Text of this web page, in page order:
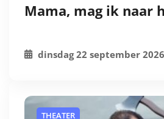
Mama, mag ik naar
dinsdag 22 september 2026
THEATER